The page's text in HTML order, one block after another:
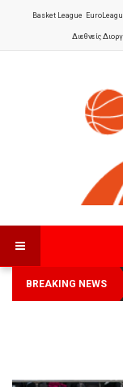
Basket League
Διεθνείς
BREAKING NEWS